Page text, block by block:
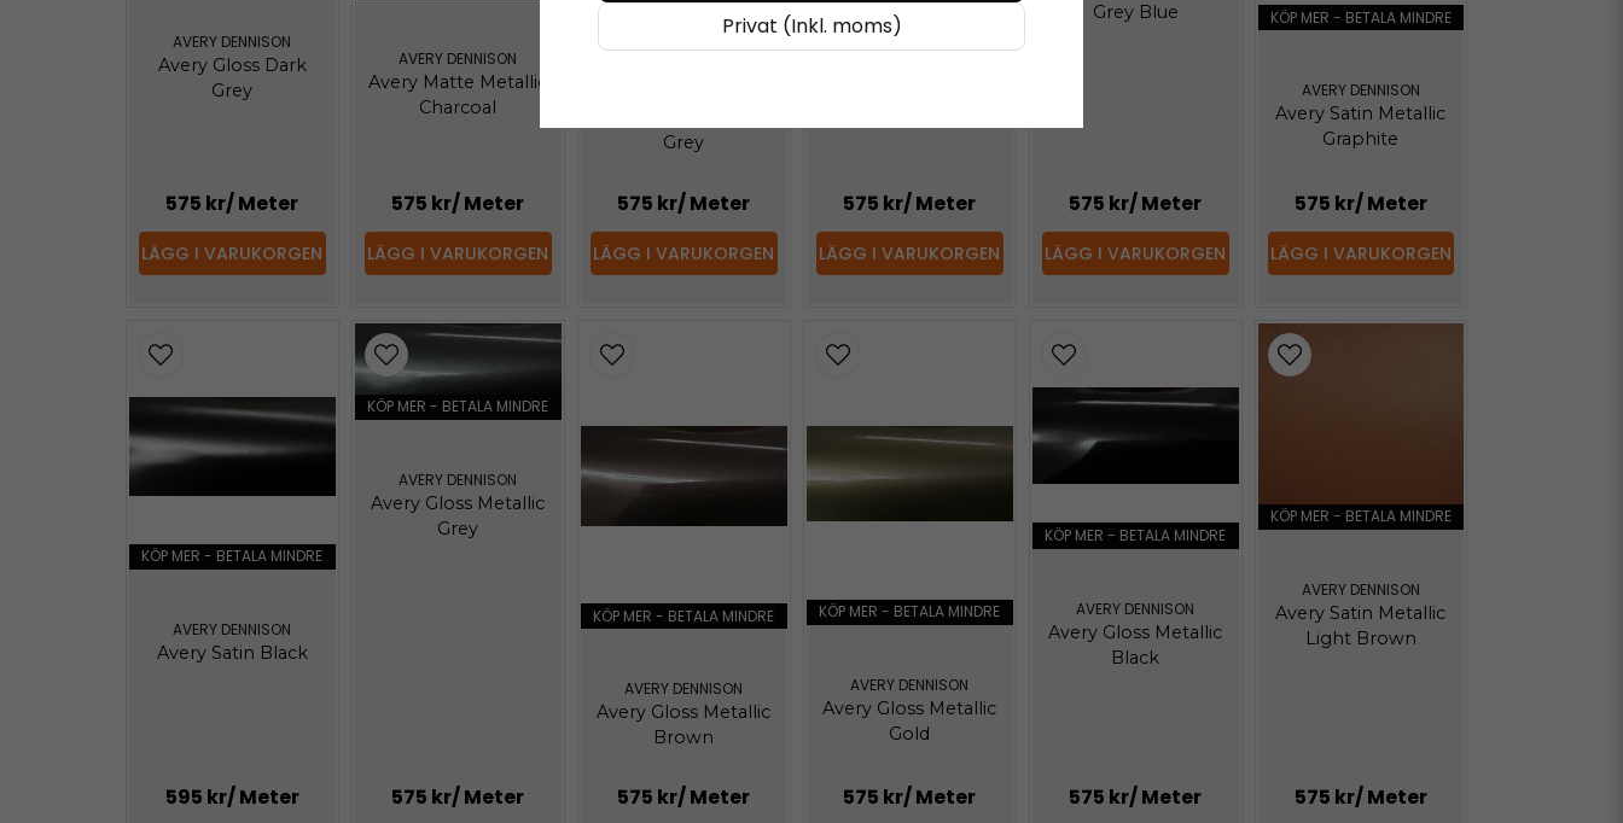
AVERY DENNISON
Avery Gloss Dark
Grey
575 kr/ Meter
LÄGG I VARUKORGEN
AVERY DENNISON
Avery Matte Metallic
Charcoal
575 kr/ Meter
LÄGG I VARUKORGEN
KÖP MER - BETALA MINDRE
Grey
575 kr/ Meter
LÄGG I VARUKORGEN
575 kr/ Meter
LÄGG I VARUKORGEN
Grey Blue
575 kr/ Meter
LÄGG I VARUKORGEN
KÖP MER - BETALA MINDRE
AVERY DENNISON
Avery Satin Metallic
Graphite
575 kr/ Meter
LÄGG I VARUKORGEN
KÖP MER - BETALA MINDRE
AVERY DENNISON
Avery Satin Black
595 kr/ Meter
KÖP MER - BETALA MINDRE
AVERY DENNISON
Avery Gloss Metallic
Grey
575 kr/ Meter
KÖP MER - BETALA MINDRE
AVERY DENNISON
Avery Gloss Metallic
Brown
575 kr/ Meter
KÖP MER - BETALA MINDRE
AVERY DENNISON
Avery Gloss Metallic
Gold
575 kr/ Meter
KÖP MER - BETALA MINDRE
AVERY DENNISON
Avery Gloss Metallic
Black
575 kr/ Meter
KÖP MER - BETALA MINDRE
AVERY DENNISON
Avery Satin Metallic
Light Brown
575 kr/ Meter
Privat (Inkl. moms)